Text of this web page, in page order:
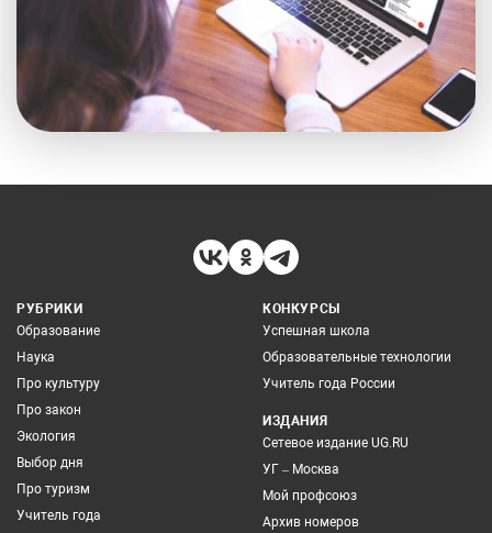
РУБРИКИ
Образование
Наука
Про культуру
Про закон
Экология
Выбор дня
Про туризм
Учитель года
КОНКУРСЫ
Успешная школа
Образовательные технологии
Учитель года России
ИЗДАНИЯ
Сетевое издание UG.RU
УГ – Москва
Мой профсоюз
Архив номеров